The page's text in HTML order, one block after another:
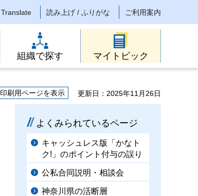
Translate 読み上げ / ふりがな ご利用案内
組織で探す マイトピック
印刷用ページを表示
更新日：2025年11月26日
よくみられているページ
キャッシュレス版「かなト
ク!」のポイント付与の誤り
公私合同説明・相談会
神奈川県の活断層